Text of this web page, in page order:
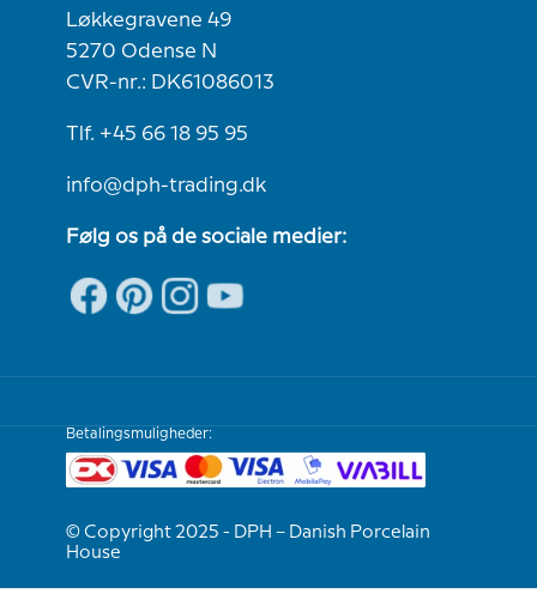
Løkkegravene 49
5270 Odense N
CVR-nr.: DK61086013
Tlf. +45 66 18 95 95
info@dph-trading.dk
Følg os på de sociale medier:
Betalingsmuligheder:
© Copyright 2025 - DPH – Danish Porcelain
House